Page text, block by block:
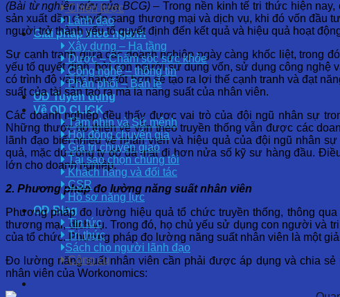
Chiến lược
Lãnh đạo
Giải pháp theo ngành
Xây dựng – Hạ tầng
Dược – Chăm sóc sức khỏe
Công nghệ – thông tin
Phân phối – Bán lẻ
OD Tuyển dụng
Về OD CLICK
Tầm nhìn và Sứ mệnh
Hội đồng chuyên gia
Giá trị chuyển giao
Tại sao chọn chúng tôi
Khách hàng và đối tác
CSR
Hồ sơ năng lực
OD Blog
Tin tức
Tri thức
Sách cho người lãnh đạo
Công cụ
(Bài từ nghiên cứu của BCG)– Trong nền kinh tế tri thức hiện
sản xuất dần chuyển sang thương mại và dịch vụ, khi đó vốn đầu
người trở thành yếu tố quyết định đến kết quả và hiệu quả hoạt
Sự cạnh tranh giữa các doanh nghiệp ngày càng khốc liệt, trong
yếu tố quyết định, bởi con người sử dụng vốn, sử dụng công nghệ
có trình độ và kỹ năng tốt hơn sẽ tạo ra lợi thế cạnh tranh và đạt
suất của tài sản tạo ra mà là năng suất của nhân viên.
Các doanh nghiệp đều thấy được vai trò của đội ngũ nhân sự
Những thước đo thiên về vốn theo truyền thống vẫn được các
lãnh đạo biết nhiều về nhân viên và hiệu quả của đội ngũ nhân
quả, mặc dù công ty đó đã mất đi hơn nửa số kỹ sư hàng đầu.
lớn cho doanh nghiệp.
2. Phương pháp đo lường năng suất nhân viên
Phương pháp đo lường hiệu quả tổ chức truyền thống, thông
thương mại, dịch vụ. Trong đó, họ chủ yếu sử dụng con người và
của tổ chức. Phương pháp đo lường năng suất nhân viên là một
Đo lường năng suất nhân viên cần phải được áp dụng và chia
nhân viên của Workonomics: